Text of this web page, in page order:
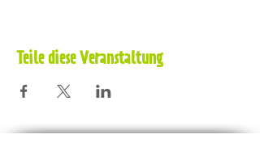
Teile diese Veranstaltung